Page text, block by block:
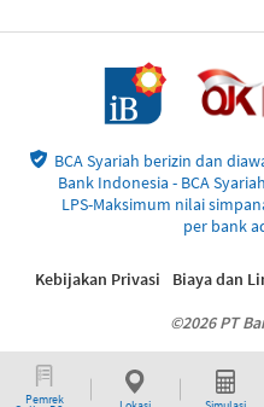
Pemrek
BCA Syariah berizin dan
Bank Indonesia - BCA
LPS-Maksimum nilai
per bank
©2026 PT
Kebijakan Privasi Biaya dan